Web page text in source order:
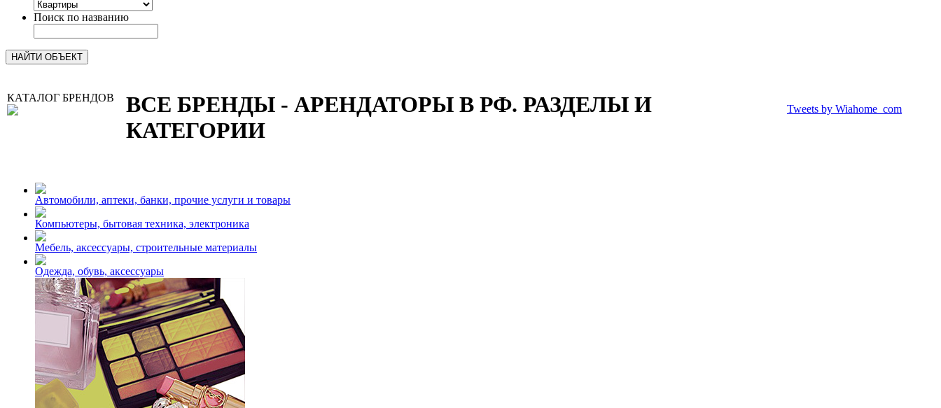
Поиск по названию
Tweets by Wiahome_com
КАТАЛОГ БРЕНДОВ
ВСЕ БРЕНДЫ - АРЕНДАТОРЫ В РФ. РАЗДЕЛЫ И
КАТЕГОРИИ
Автомобили, аптеки, банки, прочие услуги и товары
Компьютеры, бытовая техника, электроника
Мебель, аксессуары, строительные материалы
Одежда, обувь, аксессуары